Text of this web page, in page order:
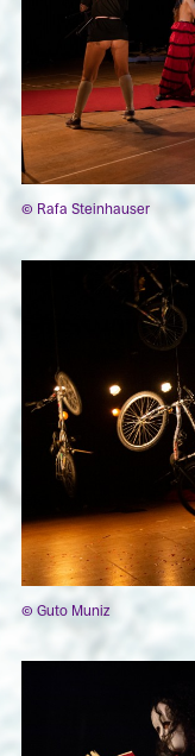
© Rafa Steinhauser
© Guto Muniz